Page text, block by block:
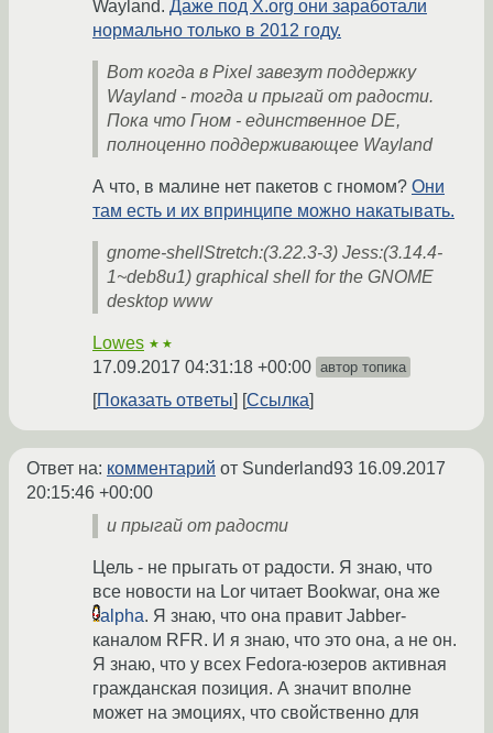
Wayland. Даже под X.org они заработали
нормально только в 2012 году.
Вот когда в Pixel завезут поддержку
Wayland - тогда и прыгай от радости.
Пока что Гном - единственное DE,
полноценно поддерживающее Wayland
А что, в малине нет пакетов с гномом? Они
там есть и их впринципе можно накатывать.
gnome-shellStretch:(3.22.3-3) Jess:(3.14.4-
1~deb8u1) graphical shell for the GNOME
desktop www
Lowes ★★
17.09.2017 04:31:18 +00:00 автор топика
Показать ответы Ссылка
Ответ на: комментарий от Sunderland93 16.09.2017
20:15:46 +00:00
и прыгай от радости
Цель - не прыгать от радости. Я знаю, что
все новости на Lor читает Bookwar, она же
alpha. Я знаю, что она правит Jabber-
каналом RFR. И я знаю, что это она, а не он.
Я знаю, что у всех Fedora-юзеров активная
гражданская позиция. А значит вполне
может на эмоциях, что свойственно для